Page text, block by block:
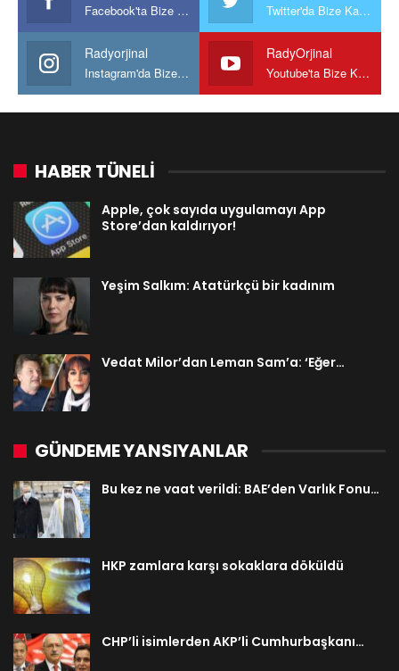
Facebook'ta Bize Katılın Twitter'da Bize Katılın
Radyorjinal
Instagram'da Bize katılın
RadyOrjinal
Youtube'ta Bize Katılın
HABER TÜNELİ
Apple, çok sayıda uygulamayı App
Store’dan kaldırıyor!
Yeşim Salkım: Atatürkçü bir kadınım
Vedat Milor’dan Leman Sam’a: ‘Eğer…
GÜNDEME YANSIYANLAR
Bu kez ne vaat verildi: BAE’den Varlık Fonu…
HKP zamlara karşı sokaklara döküldü
CHP’li isimlerden AKP’li Cumhurbaşkanı…